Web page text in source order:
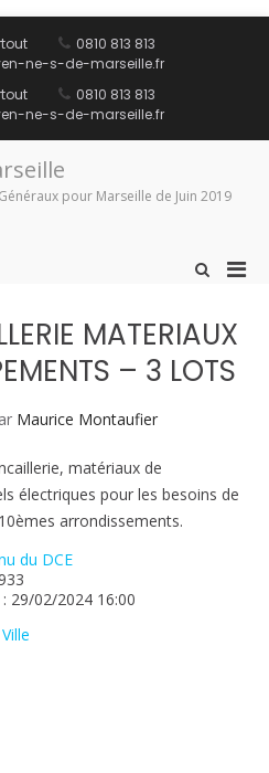
0810 813 813
ne-s-de-marseille.fr
0810 813 813
ne-s-de-marseille.fr
pour Marseille de Juin 2019
Afficher
de
recherche
pour
MATERIAUX
– 3 LOTS
Maurice Montaufier
matériaux de
électriques pour les besoins de
arrondissements.
du DCE
29/02/2024 16:00
Ville